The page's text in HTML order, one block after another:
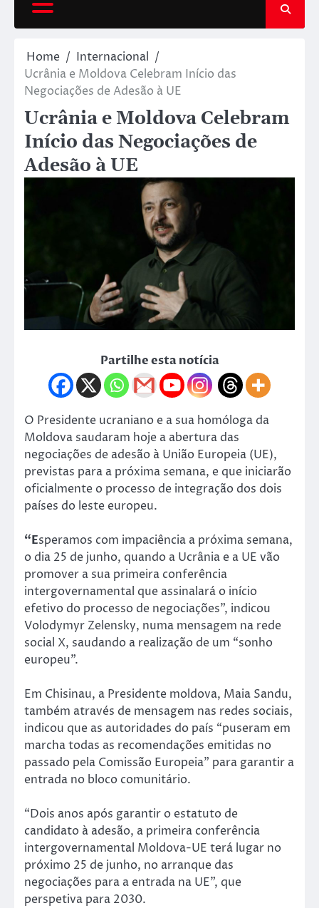
Home
Internacional
Ucrânia e Moldova Celebram Início das
Negociações de Adesão à UE
Ucrânia e Moldova Celebram
Início das Negociações de
Adesão à UE
Partilhe esta notícia
O Presidente ucraniano e a sua homóloga da
Moldova saudaram hoje a abertura das
negociações de adesão à União Europeia (UE),
previstas para a próxima semana, e que iniciarão
oficialmente o processo de integração dos dois
países do leste europeu.
“Esperamos com impaciência a próxima semana,
o dia 25 de junho, quando a Ucrânia e a UE vão
promover a sua primeira conferência
intergovernamental que assinalará o início
efetivo do processo de negociações”, indicou
Volodymyr Zelensky, numa mensagem na rede
social X, saudando a realização de um “sonho
europeu”.
Em Chisinau, a Presidente moldova, Maia Sandu,
também através de mensagem nas redes sociais,
indicou que as autoridades do país “puseram em
marcha todas as recomendações emitidas no
passado pela Comissão Europeia” para garantir a
entrada no bloco comunitário.
“Dois anos após garantir o estatuto de
candidato à adesão, a primeira conferência
intergovernamental Moldova-UE terá lugar no
próximo 25 de junho, no arranque das
negociações para a entrada na UE”, que
perspetiva para 2030.